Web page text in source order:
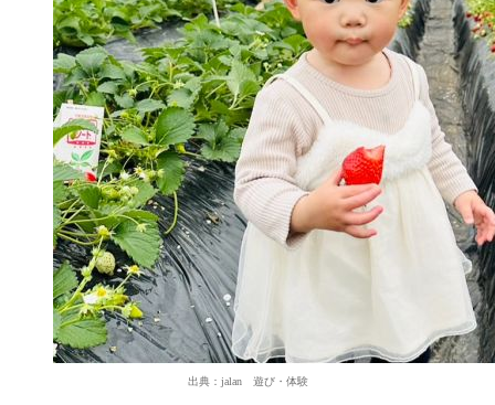
出典：jalan 遊び・体験